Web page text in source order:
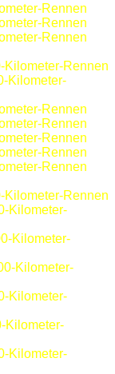
Rennen
Rennen
Rennen
Kilometer-Rennen
Kilometer-
Rennen
Rennen
Rennen
Rennen
Rennen
Kilometer-Rennen
Kilometer-
Kilometer-
Kilometer-
Kilometer-
Kilometer-
Kilometer-